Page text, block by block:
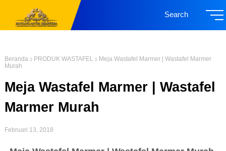
Search
Beranda PRODUK WASTAFEL
Meja Wastafel Marmer | Wastafel Marmer
Murah
Meja Wastafel Marmer | Wastafel
Marmer Murah
Februari 13, 2018